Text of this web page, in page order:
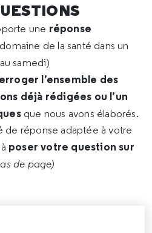
une réponse
de la santé dans un
samedi)
l’ensemble des
déjà rédigées ou l’un
que nous avons élaborés.
de réponse adaptée à votre
poser votre question sur
de page)